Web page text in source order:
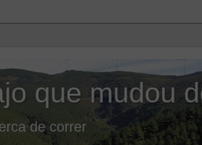
que mudou
de correr